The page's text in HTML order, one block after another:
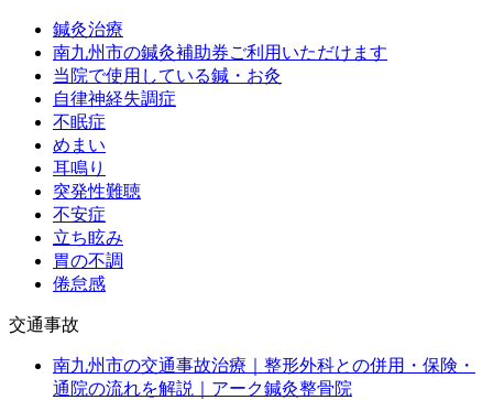
鍼灸治療
南九州市の鍼灸補助券ご利用いただけます
当院で使用している鍼・お灸
自律神経失調症
不眠症
めまい
耳鳴り
突発性難聴
不安症
立ち眩み
胃の不調
倦怠感
交通事故
南九州市の交通事故治療｜整形外科との併用・保険・
通院の流れを解説｜アーク鍼灸整骨院